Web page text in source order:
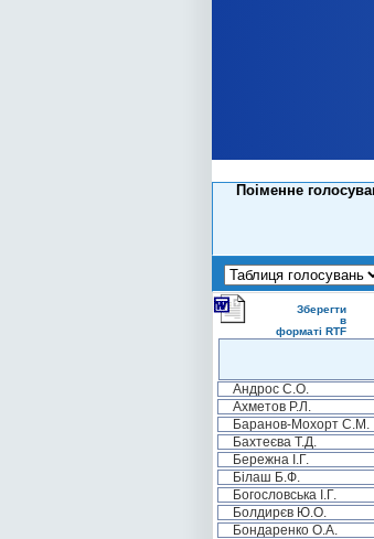
Поіменне
Зберегти
в
форматі RTF
Андрос С.О.
Ахметов Р.Л.
Баранов-Мохорт С.М.
Бахтеєва Т.Д.
Бережна І.Г.
Білаш Б.Ф.
Богословська І.Г.
Болдирєв Ю.О.
Бондаренко О.А.